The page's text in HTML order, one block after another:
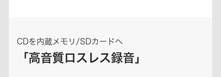
CDを内蔵メモリ/SDカードへ
「高音質ロスレス録音」